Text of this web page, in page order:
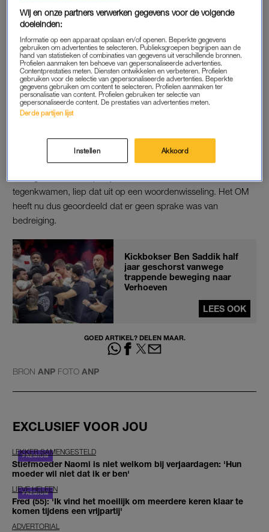
zorgen te maken over de aangifte. Zij voelden zich ‘gesterkt
daadwerkelijk heeft afgespeeld’. “Desondanks is het fijn dat
we dit weer achter ons kunnen laten”, laat Erja vandaag
weten.
ONENIGHEID
Koppers’ voedingssupplementenbedrijf High End Nutrition
Supplements. Na faillissement van het bedrijf ontstond
tegenkwamen, liep dat uit op een woordenwisseling. Het OM
heeft nu dus geoordeeld dat er geen sprake was van
bedreiging.
Kickbokser Ben Saddik half
jaar geschorst vanwege
trappende beweging naar
Verhoeven
LEES OOK
GOED ARTIKEL? DELEN MAAR.
BRON ANP FOTO ANP
EXCLUSIEF VOOR JOU
LEKKER SAMENGESTELD
Stiefmoeder Naomi is niet welkom bij verjaardagen: 'Hun
moeder wil niet dat ik er ben'
LIEVE HELEEN
Fred (55): 'Ik vind het moeilijk om meerdere keren klaar te
komen tijdens een vrijpartij'
ADVERTORIAL
Wij en onze partners verwerken gegevens voor de volgende
doeleinden:
Informatie op een apparaat opslaan en/of openen. Beperkte gegevens
gebruiken om advertenties te selecteren. Publieksgroepen begrijpen aan de
hand van statistieken of combinaties van gegevens uit verschillende bronnen.
Profielen aanmaken ten behoeve van gepersonaliseerde advertenties.
Contentprestaties meten. Diensten ontwikkelen en verbeteren. Profielen
gebruiken voor de selectie van gepersonaliseerde advertenties. Beperkte
gegevens gebruiken om content te selecteren. Profielen aanmaken ter
personalisatie van content. Profielen gebruiken ter selectie van
gepersonaliseerde content. De prestaties van advertenties meten.
Derde partijen lijst
Instellen Akkoord